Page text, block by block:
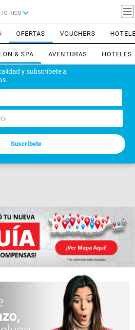
RICO
y subscríbete a
OFERTAS VOUCHERS
& SPA AVENTURAS HOTELES